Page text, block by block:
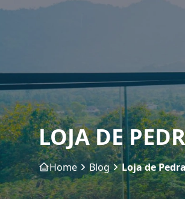
LOJA DE
Home Blog Loja de